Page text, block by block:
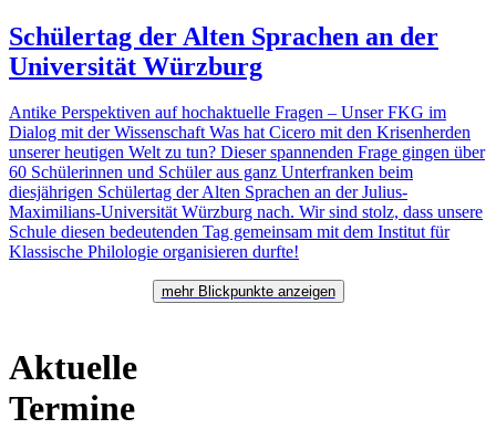
Schülertag der Alten Sprachen an der
Universität Würzburg
Antike Perspektiven auf hochaktuelle Fragen – Unser FKG im
Dialog mit der Wissenschaft Was hat Cicero mit den Krisenherden
unserer heutigen Welt zu tun? Dieser spannenden Frage gingen über
60 Schülerinnen und Schüler aus ganz Unterfranken beim
diesjährigen Schülertag der Alten Sprachen an der Julius-
Maximilians-Universität Würzburg nach. Wir sind stolz, dass unsere
Schule diesen bedeutenden Tag gemeinsam mit dem Institut für
Klassische Philologie organisieren durfte!
mehr Blickpunkte anzeigen
Aktuelle
Termine